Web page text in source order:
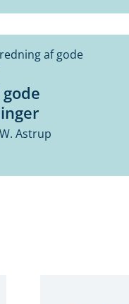
Astrup